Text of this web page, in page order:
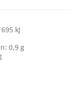
kJ
0,9 g